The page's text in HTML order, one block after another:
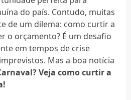
do país. Contudo, muitas
de um dilema: como curtir a
o orçamento? É um desafio
em tempos de crise
Mas a boa notícia
Veja como curtir a